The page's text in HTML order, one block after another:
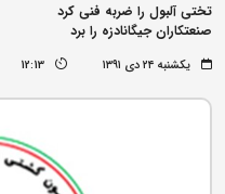
تختی آلبول را ضربه فنی کرد
صنعتکاران جیگانادزه را برد
یکشنبه ۲۴ دی ۱۳۹۱ 12:13